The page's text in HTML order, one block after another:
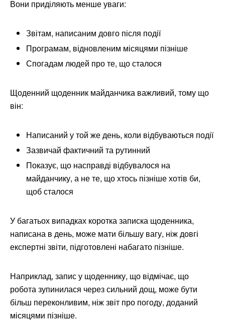
Вони приділяють менше уваги:
Звітам, написаним довго після події
Програмам, відновленим місяцями пізніше
Спогадам людей про те, що сталося
Щоденний щоденник майданчика важливий, тому що
він:
Написаний у той же день, коли відбуваються події
Зазвичай фактичний та рутинний
Показує, що насправді відбувалося на
майданчику, а не те, що хтось пізніше хотів би,
щоб сталося
У багатьох випадках коротка записка щоденника,
написана в день, може мати більшу вагу, ніж довгі
експертні звіти, підготовлені набагато пізніше.
Наприклад, запис у щоденнику, що відмічає, що
робота зупинилася через сильний дощ, може бути
більш переконливим, ніж звіт про погоду, доданий
місяцями пізніше.